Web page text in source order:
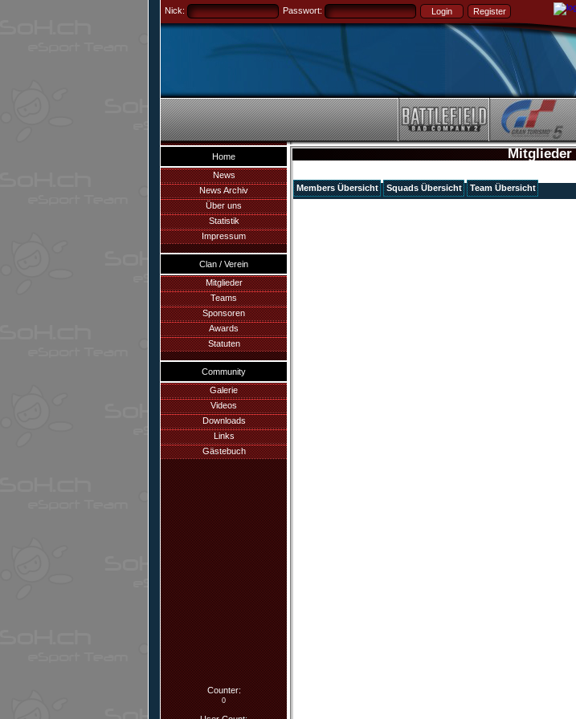
Nick: Passwort:
Home
News
News Archiv
Über uns
Statistik
Impressum
Clan / Verein
Mitglieder
Teams
Sponsoren
Awards
Statuten
Community
Galerie
Videos
Downloads
Links
Gästebuch
Counter:
0
Mitglieder
Members Übersicht Squads Übersicht Team Übersicht